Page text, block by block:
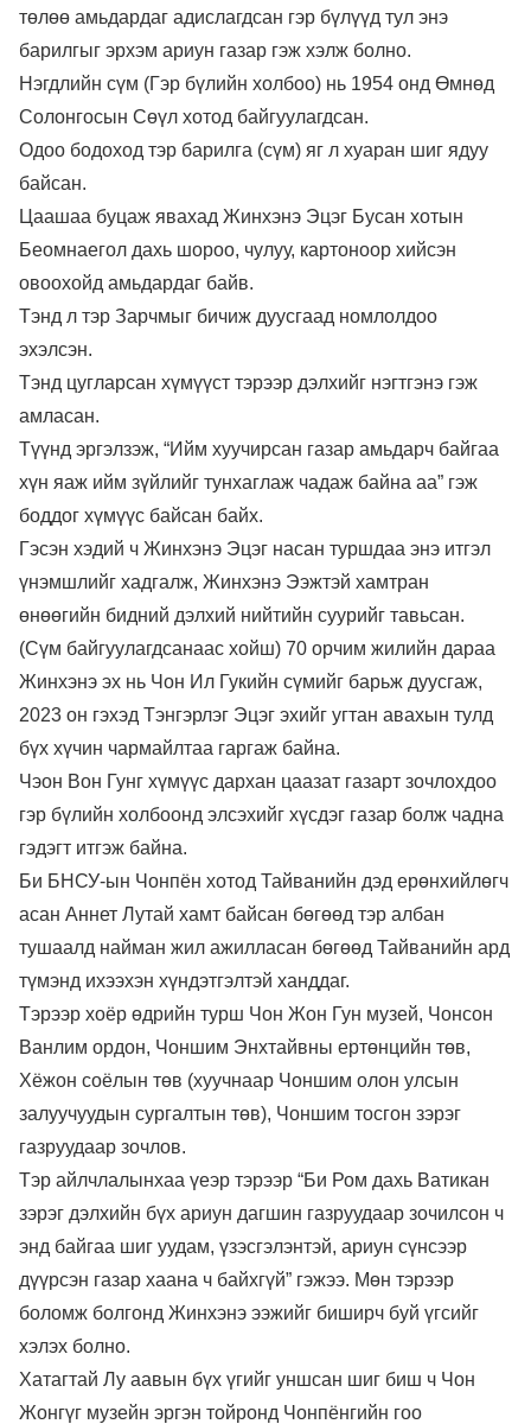
төлөө амьдардаг адислагдсан гэр бүлүүд тул энэ
барилгыг эрхэм ариун газар гэж хэлж болно.
Нэгдлийн сүм (Гэр бүлийн холбоо) нь 1954 онд Өмнөд
Солонгосын Сөүл хотод байгуулагдсан.
Одоо бодоход тэр барилга (сүм) яг л хуаран шиг ядуу
байсан.
Цаашаа буцаж явахад Жинхэнэ Эцэг Бусан хотын
Беомнаегол дахь шороо, чулуу, картоноор хийсэн
овоохойд амьдардаг байв.
Тэнд л тэр Зарчмыг бичиж дуусгаад номлолдоо
эхэлсэн.
Тэнд цугларсан хүмүүст тэрээр дэлхийг нэгтгэнэ гэж
амласан.
Түүнд эргэлзэж, “Ийм хуучирсан газар амьдарч байгаа
хүн яаж ийм зүйлийг тунхаглаж чадаж байна аа” гэж
боддог хүмүүс байсан байх.
Гэсэн хэдий ч Жинхэнэ Эцэг насан туршдаа энэ итгэл
үнэмшлийг хадгалж, Жинхэнэ Ээжтэй хамтран
өнөөгийн бидний дэлхий нийтийн суурийг тавьсан.
(Сүм байгуулагдсанаас хойш) 70 орчим жилийн дараа
Жинхэнэ эх нь Чон Ил Гукийн сүмийг барьж дуусгаж,
2023 он гэхэд Тэнгэрлэг Эцэг эхийг угтан авахын тулд
бүх хүчин чармайлтаа гаргаж байна.
Чэон Вон Гунг хүмүүс дархан цаазат газарт зочлохдоо
гэр бүлийн холбоонд элсэхийг хүсдэг газар болж чадна
гэдэгт итгэж байна.
Би БНСУ-ын Чонпён хотод Тайванийн дэд ерөнхийлөгч
асан Аннет Лутай хамт байсан бөгөөд тэр албан
тушаалд найман жил ажилласан бөгөөд Тайванийн ард
түмэнд ихээхэн хүндэтгэлтэй ханддаг.
Тэрээр хоёр өдрийн турш Чон Жон Гун музей, Чонсон
Ванлим ордон, Чоншим Энхтайвны ертөнцийн төв,
Хёжон соёлын төв (хуучнаар Чоншим олон улсын
залуучуудын сургалтын төв), Чоншим тосгон зэрэг
газруудаар зочлов.
Тэр айлчлалынхаа үеэр тэрээр “Би Ром дахь Ватикан
зэрэг дэлхийн бүх ариун дагшин газруудаар зочилсон ч
энд байгаа шиг уудам, үзэсгэлэнтэй, ариун сүнсээр
дүүрсэн газар хаана ч байхгүй” гэжээ. Мөн тэрээр
боломж болгонд Жинхэнэ ээжийг биширч буй үгсийг
хэлэх болно.
Хатагтай Лу аавын бүх үгийг уншсан шиг биш ч Чон
Жонгүг музейн эргэн тойронд Чонпёнгийн гоо